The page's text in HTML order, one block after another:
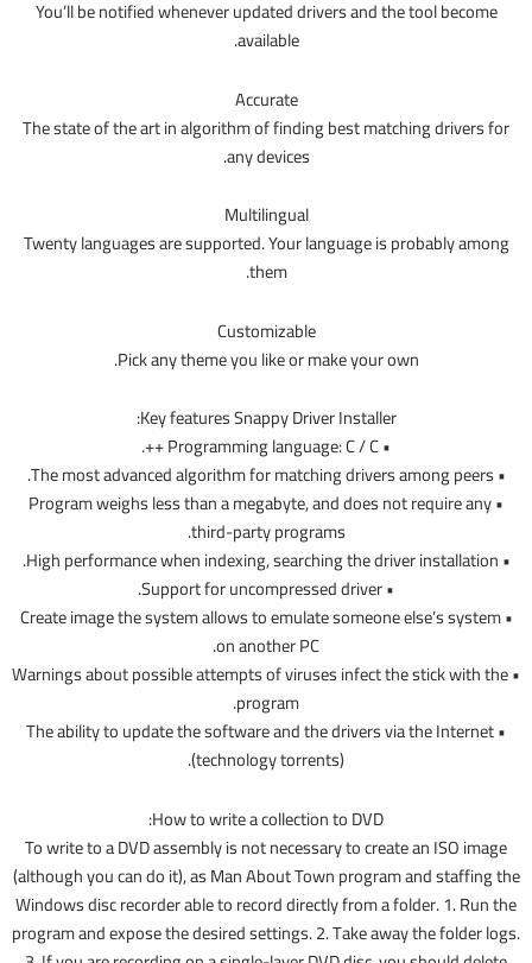
You’ll be notified whenever updated drivers and the tool become
available.
Accurate
The state of the art in algorithm of finding best matching drivers for
any devices.
Multilingual
Twenty languages are supported. Your language is probably among
them.
Customizable
Pick any theme you like or make your own.
Key features Snappy Driver Installer:
• Programming language: C / C ++.
• The most advanced algorithm for matching drivers among peers.
• Program weighs less than a megabyte, and does not require any
third-party programs.
• High performance when indexing, searching the driver installation.
• Support for uncompressed driver.
• Create image the system allows to emulate someone else’s system
on another PC.
• Warnings about possible attempts of viruses infect the stick with the
program.
• The ability to update the software and the drivers via the Internet
(technology torrents).
How to write a collection to DVD:
To write to a DVD assembly is not necessary to create an ISO image
(although you can do it), as Man About Town program and staffing the
Windows disc recorder able to record directly from a folder. 1. Run the
program and expose the desired settings. 2. Take away the folder logs.